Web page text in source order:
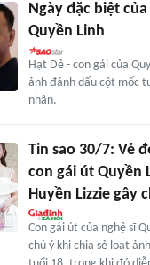
Ngày đặc biệt
Quyền Linh
Hạt Dẻ - con gái của
ảnh đánh dấu cột mốc
nhân.
Tin sao 30/7: Vẻ
con gái út Quyền
Huyền Lizzie gây
Con gái út của nghệ sĩ
chú ý khi chia sẻ loạt